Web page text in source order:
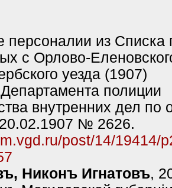
персоналии из Списка
с Орлово-
уезда (1907)
полиции
внутренних дел по
20.02.1907 № 2626.
post/14/19414/
Никонъ Игнатовъ,